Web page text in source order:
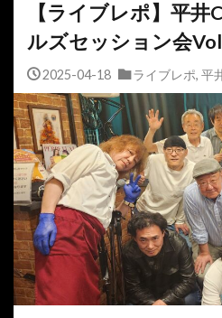
【ライブレポ】平井
ルズセッション会
2025-04-18 ライブレポ, 平